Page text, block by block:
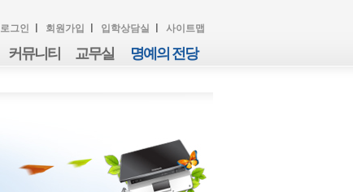
로그인 회원가입 입학상담실 사이트맵
커뮤니티 교무실 명예의 전당